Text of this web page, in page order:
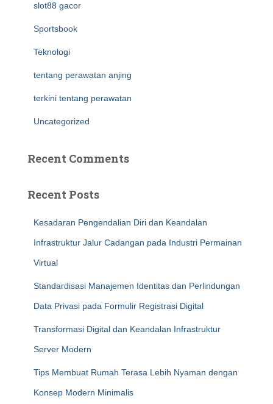
slot88 gacor
Sportsbook
Teknologi
tentang perawatan anjing
terkini tentang perawatan
Uncategorized
Recent Comments
Recent Posts
Kesadaran Pengendalian Diri dan Keandalan
Infrastruktur Jalur Cadangan pada Industri Permainan
Virtual
Standardisasi Manajemen Identitas dan Perlindungan
Data Privasi pada Formulir Registrasi Digital
Transformasi Digital dan Keandalan Infrastruktur
Server Modern
Tips Membuat Rumah Terasa Lebih Nyaman dengan
Konsep Modern Minimalis